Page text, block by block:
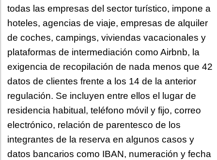
todas las empresas del sector turístico, impone a
hoteles, agencias de viaje, empresas de alquiler
de coches, campings, viviendas vacacionales y
plataformas de intermediación como Airbnb, la
exigencia de recopilación de nada menos que 42
datos de clientes frente a los 14 de la anterior
regulación. Se incluyen entre ellos el lugar de
residencia habitual, teléfono móvil y fijo, correo
electrónico, relación de parentesco de los
integrantes de la reserva en algunos casos y
datos bancarios como IBAN, numeración y fecha